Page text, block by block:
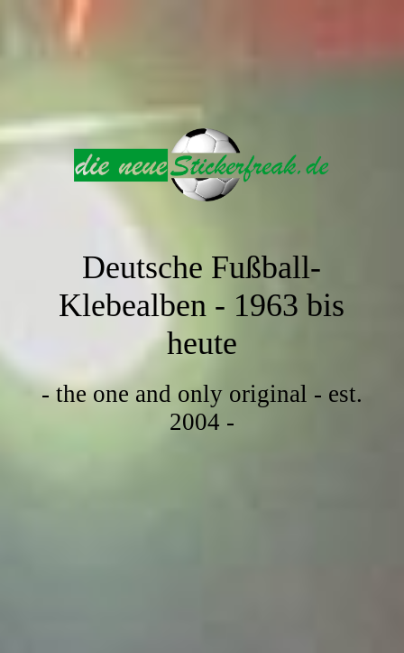
Deutsche Fußball-
Klebealben - 1963 bis
heute
- the one and only original - est.
2004 -